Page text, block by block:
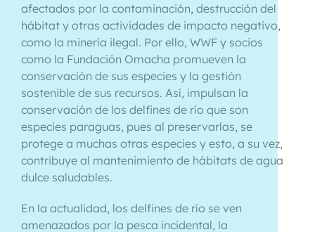
afectados por la contaminación, destrucción del
hábitat y otras actividades de impacto negativo,
como la minería ilegal. Por ello, WWF y socios
como la Fundación Omacha promueven la
conservación de sus especies y la gestión
sostenible de sus recursos. Así, impulsan la
conservación de los delfines de río que son
especies paraguas, pues al preservarlas, se
protege a muchas otras especies y esto, a su vez,
contribuye al mantenimiento de hábitats de agua
dulce saludables.
En la actualidad, los delfines de río se ven
amenazados por la pesca incidental, la